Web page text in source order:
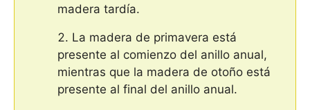
madera tardía.
La madera de primavera está
presente al comienzo del anillo anual,
mientras que la madera de otoño está
presente al final del anillo anual.